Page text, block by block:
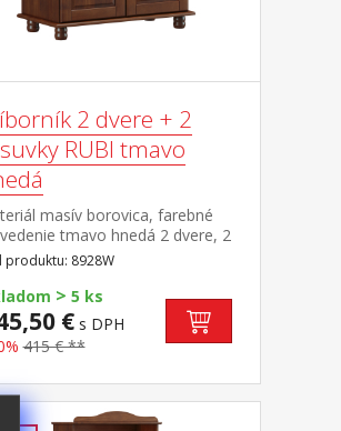
2 dvere + 2
RUBI tmavo
masív borovica, farebné
tmavo hnedá 2 dvere, 2
s kovovými pojazdmi, 1
produktu: 8928W
> 5 ks
€s DPH
415 € **